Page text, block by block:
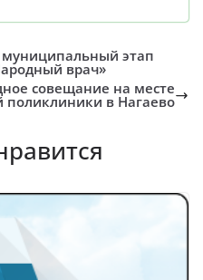
муниципальный этап
врач»
совещание на месте
поликлиники в Нагаево